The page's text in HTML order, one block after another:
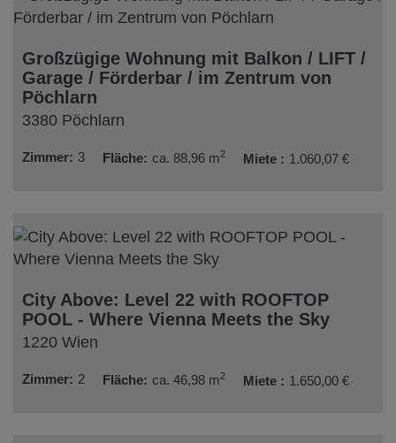
Großzügige Wohnung mit Balkon / LIFT /
Garage / Förderbar / im Zentrum von
Pöchlarn
3380 Pöchlarn
Zimmer 3 Fläche ca. 88,96 m2 Miete 1.060,07 €
City Above: Level 22 with ROOFTOP
POOL - Where Vienna Meets the Sky
1220 Wien
Zimmer 2 Fläche ca. 46,98 m2 Miete 1.650,00 €